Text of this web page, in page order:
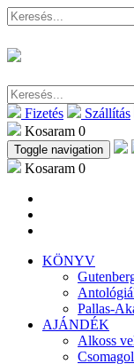
Fizetés Szállítás
Kosaram 0
Toggle navigation
Kosaram 0
KÖNYV
Pallas-
AJÁNDÉK
Alkoss